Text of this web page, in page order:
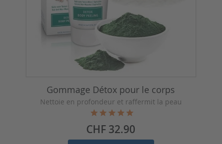
Gommage Détox pour le corps
Nettoie en profondeur et raffermit la peau
Prix
CHF 32.90